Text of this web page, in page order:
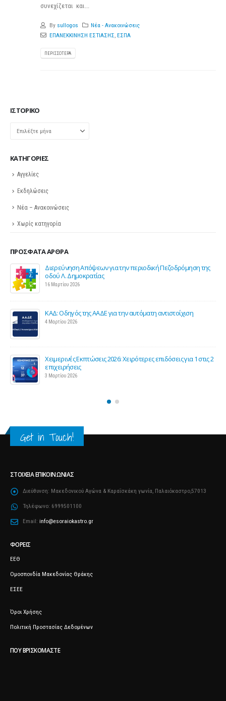
συνεχίζεται και...
By sullogos
Νέα - Ανακοινώσεις
ΕΠΑΝΕΚΚΙΝΗΣΗ ΕΣΤΙΑΣΗΣ, ΕΣΠΑ
ΠΕΡΙΣΣΌΤΕΡΑ
ΙΣΤΟΡΙΚΌ
Ιστορικό
KΑΤΗΓΟΡΊΕΣ
Αγγελίες
Εκδηλώσεις
Νέα – Ανακοινώσεις
Χωρίς κατηγορία
ΠΡΌΣΦΑΤΑ ΆΡΘΡΑ
Διερεύνηση Απόψεων για την περιοδική Πεζοδρόμηση της
οδού Λ. Δημοκρατίας
16 Μαρτίου 2026
ΚΑΔ: Οδηγός της ΑΑΔΕ για την αυτόματη αντιστοίχιση
4 Μαρτίου 2026
Χειμερινές Εκπτώσεις 2026: Χειρότερες επιδόσεις για 1 στις 2
επιχειρήσεις
3 Μαρτίου 2026
Get in Touch!
ΣΤΟΙΧΕΊΑ ΕΠΙΚΟΙΝΩΝΊΑΣ
Διεύθυνση: Μακεδονικού Αγώνα & Καραΐσκάκη γωνία, Παλαιόκαστρο,57013
Τηλέφωνο: 6999501100
Email: info@esoraiokastro.gr
ΦΟΡΕΊΣ
ΕΕΘ
Ομοσπονδία Μακεδονίας Θράκης
ΕΣΕΕ
Όροι Χρήσης
Πολιτική Προστασίας Δεδομένων
ΠΟΥ ΒΡΙΣΚΌΜΑΣΤΕ